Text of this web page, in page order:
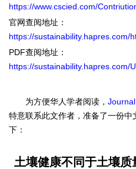
https://www.cscied.com/
官网查阅地址：
https://sustainability.hapres.com/
PDF查阅地址：
https://sustainability.hapres.com/
为方便华人学者阅读，
特意联系此文作者，准备了一份
下：
土壤健康不同于土壤质